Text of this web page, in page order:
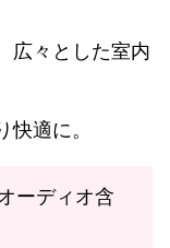
広々とした室内
適に。
ーディオ含